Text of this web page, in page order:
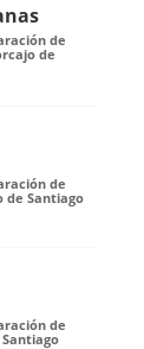
de
de
de
de Santiago
de